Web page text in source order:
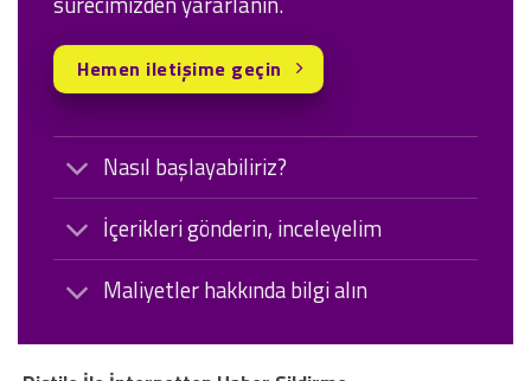
Nasıl başlayabiliriz?
İçerikleri gönderin, inceleyelim
Maliyetler hakkında bilgi alın
Hemen iletişime geçin